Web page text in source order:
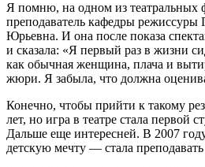
Я помню, на одном из театральных
преподаватель кафедры
Юрьевна. И она после показа
и сказала: «Я первый раз в жизни
как обычная женщина, плача и
жюри. Я забыла, что должна
Конечно, чтобы прийти к такому
лет, но игра в театре стала первой
Дальше еще интересней. В 2007
детскую мечту — стала